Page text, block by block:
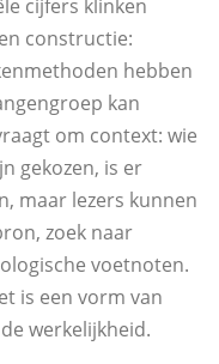
cijfers klinken
constructie:
hebben
kan
om context: wie
gekozen, is er
maar lezers kunnen
zoek naar
voetnoten.
is een vorm van
werkelijkheid.